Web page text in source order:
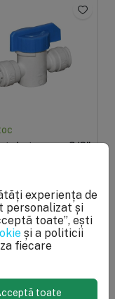
de trecere 3/8"
lei
experiența de
personalizat și
toate”, ești
și a politicii
fiecare
toate